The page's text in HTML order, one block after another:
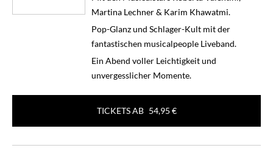
Martina Lechner & Karim Khawatmi.
Pop-Glanz und Schlager-Kult mit der
fantastischen musicalpeople Liveband.
Ein Abend voller Leichtigkeit und
unvergesslicher Momente.
TICKETS AB 54,95 €